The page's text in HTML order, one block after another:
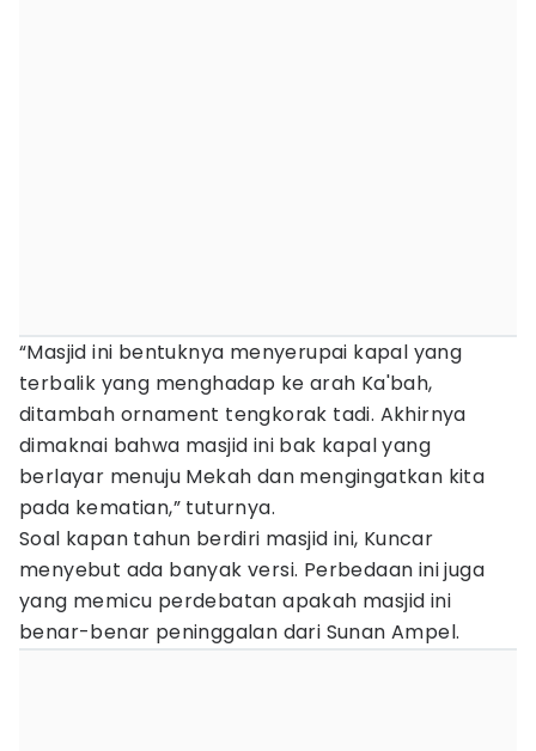
“Masjid ini bentuknya menyerupai kapal yang
terbalik yang menghadap ke arah Ka'bah,
ditambah ornament tengkorak tadi. Akhirnya
dimaknai bahwa masjid ini bak kapal yang
berlayar menuju Mekah dan mengingatkan kita
pada kematian,” tuturnya.
Soal kapan tahun berdiri masjid ini, Kuncar
menyebut ada banyak versi. Perbedaan ini juga
yang memicu perdebatan apakah masjid ini
benar-benar peninggalan dari Sunan Ampel.